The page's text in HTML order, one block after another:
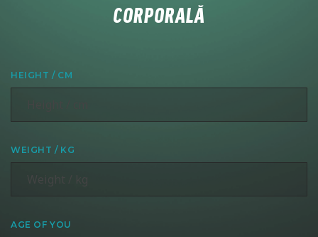
CORPORALĂ
HEIGHT / CM
WEIGHT / KG
AGE OF YOU